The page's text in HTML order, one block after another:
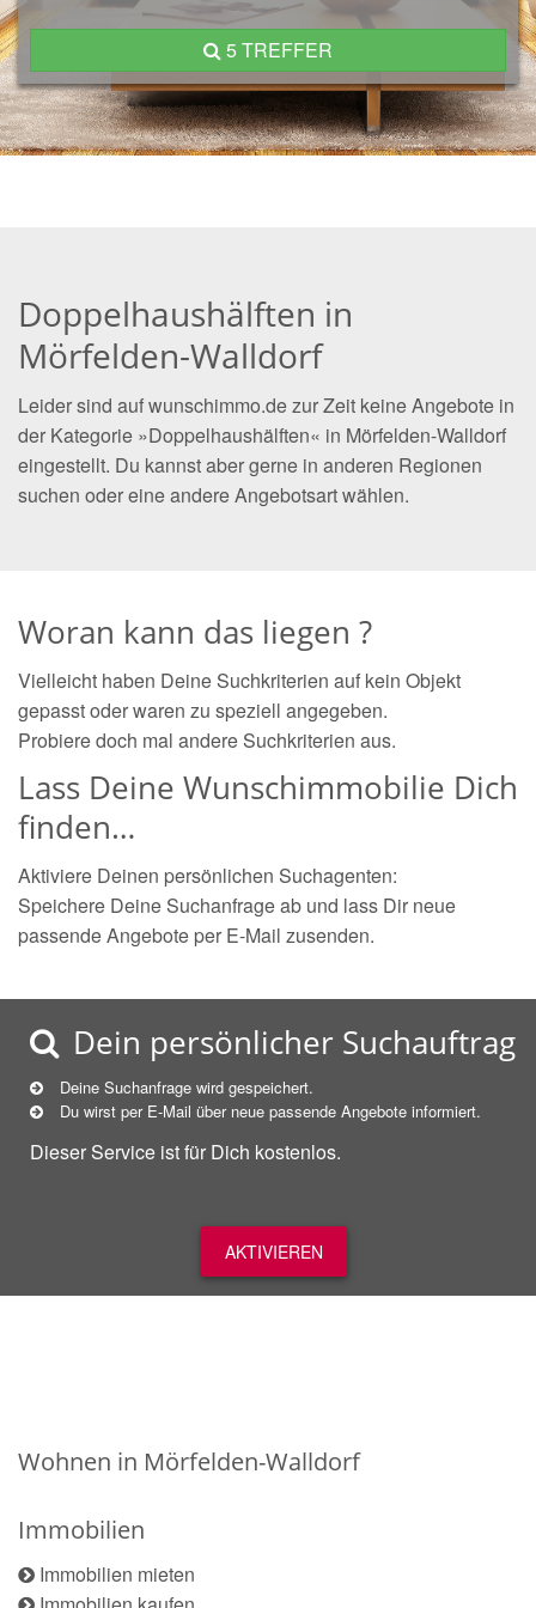
5 TREFFER
Doppelhaushälften in
Mörfelden-Walldorf
Leider sind auf wunschimmo.de zur Zeit keine Angebote in
der Kategorie »Doppelhaushälften« in Mörfelden-Walldorf
eingestellt. Du kannst aber gerne in anderen Regionen
suchen oder eine andere Angebotsart wählen.
Woran kann das liegen ?
Vielleicht haben Deine Suchkriterien auf kein Objekt
gepasst oder waren zu speziell angegeben.
Probiere doch mal andere Suchkriterien aus.
Lass Deine Wunschimmobilie Dich
finden…
Aktiviere Deinen persönlichen Suchagenten:
Speichere Deine Suchanfrage ab und lass Dir neue
passende Angebote per E-Mail zusenden.
Dein persönlicher Suchauftrag
Deine Suchanfrage wird gespeichert.
Du wirst per E-Mail über neue passende Angebote informiert.
Dieser Service ist für Dich kostenlos.
AKTIVIEREN
Wohnen in Mörfelden-Walldorf
Immobilien
Immobilien mieten